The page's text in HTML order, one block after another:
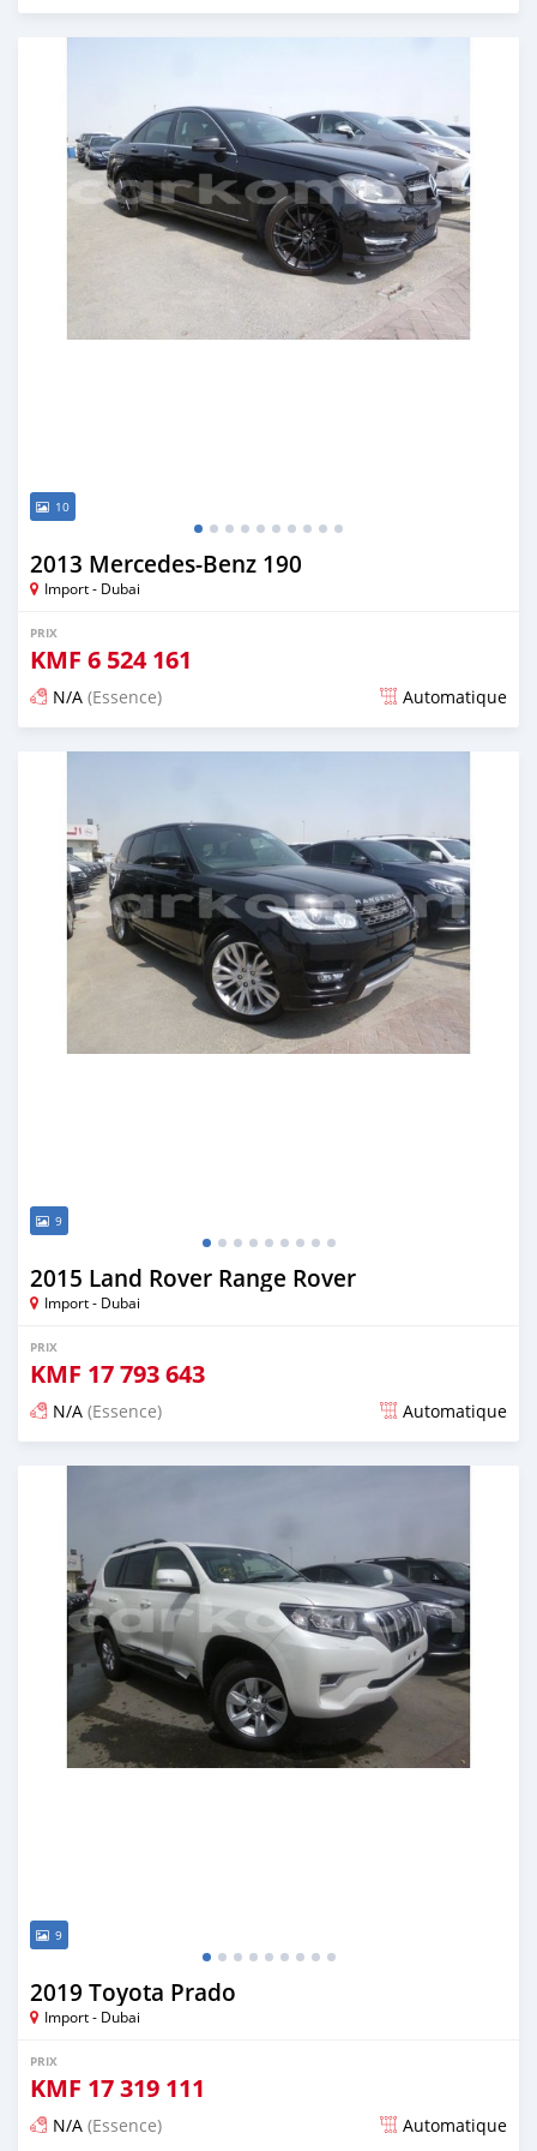
Publié il y a environ 7 ans
10
2013 Mercedes-Benz 190
Import - Dubai
PRIX
KMF 6 524 161
N/A (Essence) Automatique
Publié il y a environ 7 ans
9
2015 Land Rover Range Rover
Import - Dubai
PRIX
KMF 17 793 643
N/A (Essence) Automatique
Publié il y a environ 7 ans
9
2019 Toyota Prado
Import - Dubai
PRIX
KMF 17 319 111
N/A (Essence) Automatique